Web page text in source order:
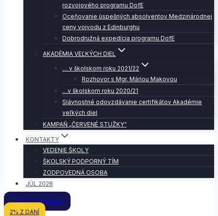
rozvojového programu DofE
Oceňovanie úspešných absolventov Medzinárodnej
ceny vojvodu z Edinburghu
Dobrodružná expedícia programu DofE
AKADÉMIA VEĽKÝCH DIEL
… v školskom roku 2021/22
Rozhovor s Mgr. Máriou Makovou
…v školskom roku 2020/21
Slávnostné odovzdávanie certifikátov Akadémie
veľkých diel
KAMPAŇ „ČERVENÉ STUŽKY“
KONTAKTY
VEDENIE ŠKOLY
ŠKOLSKÝ PODPORNÝ TÍM
ZODPOVEDNÁ OSOBA
JÚL 2026
Prijímacie skúšky
2% Z DANÍ